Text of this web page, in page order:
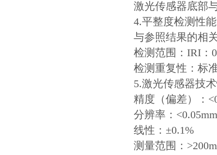
激光传感器底部
4.平整度检测性
与参照结果的相
检测范围：IRI：
检测重复性：标
5.激光传感器技
精度（偏差）：
分辨率：<0.05mm
线性：±0.1%
测量范围：